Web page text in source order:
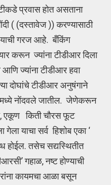
प्रवास होत असताना
( (दस्तावेज )) करण्यासाठी
गरज आहे. बँकिंग
करून ज्यांना टीडीआर दिला
आणि ज्यांना टीडीआर हवा
दोघांचे टीडीआर अनुषंगाने
नोंदवले जातील. जेणेकरून
एकूण किती चौरस फूट
गेला याचा सर्व हिशोब एका ‘
होईल. तसेच सद्यस्थितीत
गहाळ, नष्ट होण्याची
कायमचा आळा बसून